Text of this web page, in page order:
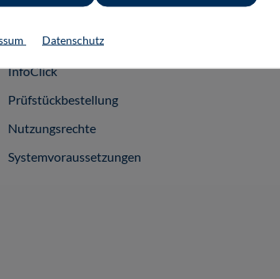
Support
InfoClick
Prüfstückbestellung
Nutzungsrechte
Systemvoraussetzungen
Datenschutz